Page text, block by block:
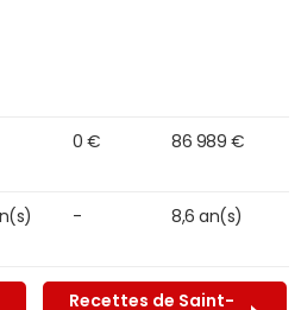
0 € 86 989 €
- 8,6 an(s)
Recettes de Saint-